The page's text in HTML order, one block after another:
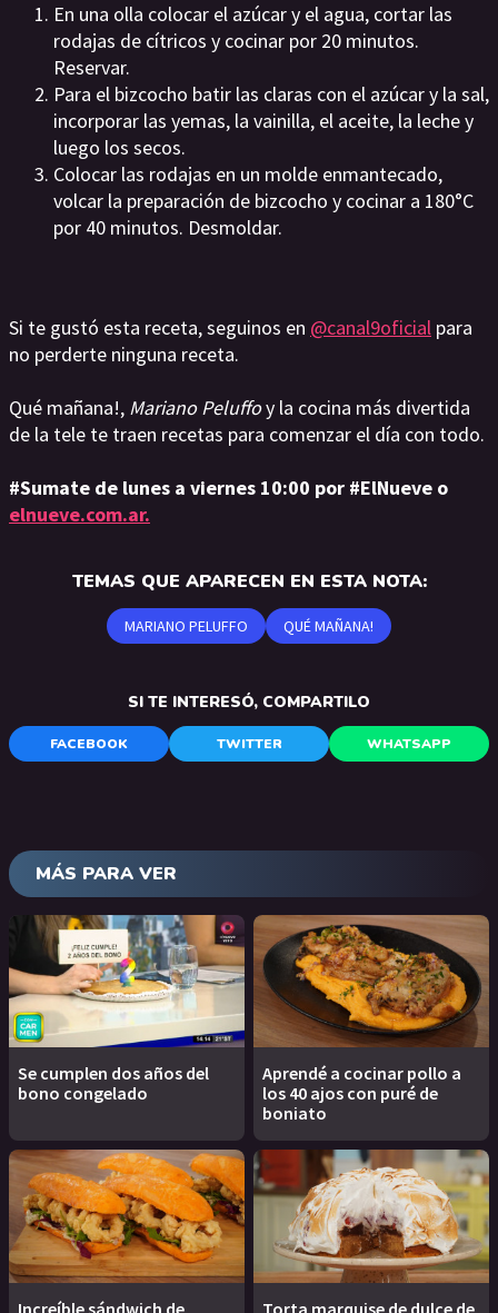
En una olla colocar el azúcar y el agua, cortar las
rodajas de cítricos y cocinar por 20 minutos.
Reservar.
Para el bizcocho batir las claras con el azúcar y la sal,
incorporar las yemas, la vainilla, el aceite, la leche y
luego los secos.
Colocar las rodajas en un molde enmantecado,
volcar la preparación de bizcocho y cocinar a 180°C
por 40 minutos. Desmoldar.
Si te gustó esta receta, seguinos en @canal9oficial para
no perderte ninguna receta.
Qué mañana!, Mariano Peluffoy la cocina más divertida
de la tele te traen recetas para comenzar el día con todo.
#Sumate de lunes a viernes 10:00 por #ElNueve o
elnueve.com.ar.
TEMAS QUE APARECEN EN ESTA NOTA:
MARIANO PELUFFO QUÉ MAÑANA!
SI TE INTERESÓ, COMPARTILO
FACEBOOK TWITTER WHATSAPP
MÁS PARA VER
Se cumplen dos años del
bono congelado
Aprendé a cocinar pollo a
los 40 ajos con puré de
boniato
Increíble sándwich de Torta marquise de dulce de